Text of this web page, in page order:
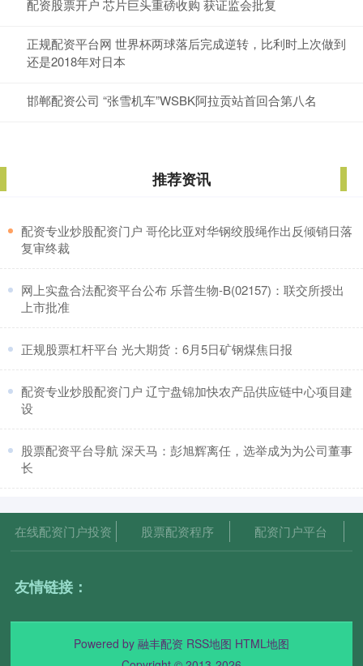
配资股票开户 芯片巨头重磅收购 获证监会批复
正规配资平台网 世界杯两球落后完成逆转，比利时上次做到
还是2018年对日本
邯郸配资公司 “张雪机车”WSBK阿拉贡站首回合第八名
推荐资讯
​配资专业炒股配资门户 哥伦比亚对华钢绞股绳作出反倾销日落
复审终裁
​网上实盘合法配资平台公布 乐普生物-B(02157)：联交所授出
上市批准
​正规股票杠杆平台 光大期货：6月5日矿钢煤焦日报
​配资专业炒股配资门户 辽宁盘锦加快农产品供应链中心项目建
设
​股票配资平台导航 深天马：彭旭辉离任，选举成为为公司董事
长
在线配资门户投资 股票配资程序 配资门户平台
友情链接：
Powered by 融丰配资 RSS地图 HTML地图